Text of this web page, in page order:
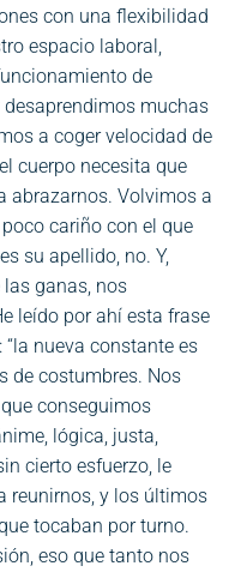
con una flexibilidad
espacio laboral,
de
muchas
a coger velocidad de
cuerpo necesita que
abrazarnos. Volvimos a
cariño con el que
su apellido, no. Y,
las ganas, nos
leído por ahí esta frase
nueva constante es
de costumbres. Nos
conseguimos
lógica, justa,
cierto esfuerzo, le
reunirnos, y los últimos
tocaban por turno.
eso que tanto nos